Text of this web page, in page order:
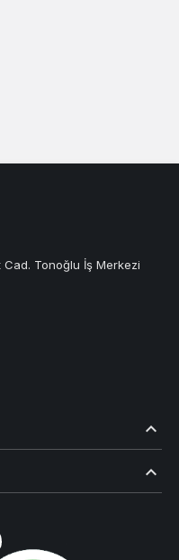
Cad. Tonoğlu İş Merkezi